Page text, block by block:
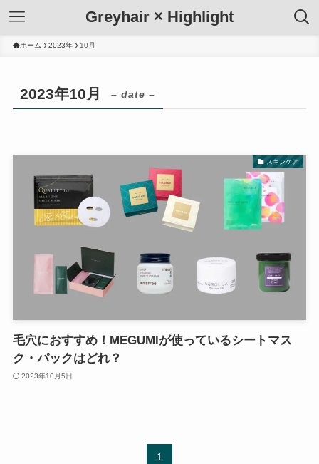
Greyhair × Highlight
ホーム 2023年 10月
2023年10月 – date –
スキンケア
毛穴におすすめ！MEGUMIが使っているシートマス
ク・パックはどれ？
2023年10月5日
1